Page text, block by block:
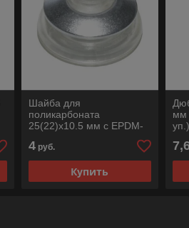
Шайба для
поликарбоната
25(22)х10.5 мм c EPDM-
прокл., прозрачная, цинк
(10 шт в зип-локе)
STARFIX
4руб.
Купить
мм